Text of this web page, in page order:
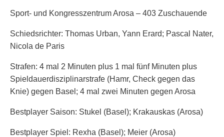
Sport- und Kongresszentrum Arosa – 403 Zuschauende
Schiedsrichter: Thomas Urban, Yann Erard; Pascal Nater,
Nicola de Paris
Strafen: 4 mal 2 Minuten plus 1 mal fünf Minuten plus
Spieldauerdisziplinarstrafe (Hamr, Check gegen das
Knie) gegen Basel; 4 mal zwei Minuten gegen Arosa
Bestplayer Saison: Stukel (Basel); Krakauskas (Arosa)
Bestplayer Spiel: Rexha (Basel); Meier (Arosa)